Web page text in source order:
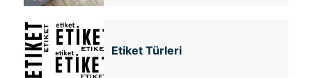
Etiket Türleri